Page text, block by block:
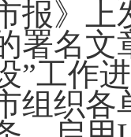
报》
署名文
”工作
组织